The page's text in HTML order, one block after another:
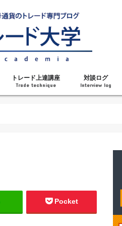
トレード上達講座
Trade technique
対談ログ
Interview log
Pocket